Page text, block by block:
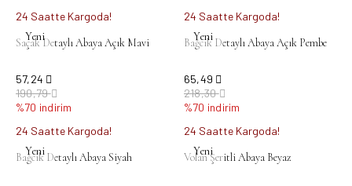
24 Saatte Kargoda!
24 Saatte Kargoda!
Yeni
Saçak Detaylı Abaya Açık Mavi
57,24
190,79
%70 indirim
24 Saatte Kargoda!
Yeni
Bağcık Detaylı Abaya Açık Pembe
65,49
218,30
%70 indirim
24 Saatte Kargoda!
Yeni
Bağcık Detaylı Abaya Siyah Yeni
Volan Şeritli Abaya Beyaz